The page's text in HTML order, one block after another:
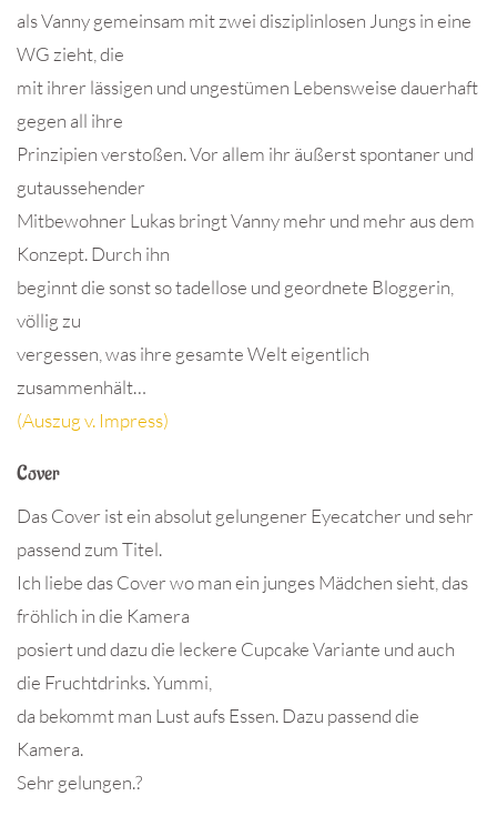
als Vanny gemeinsam mit zwei disziplinlosen Jungs in eine
WG zieht, die
mit ihrer lässigen und ungestümen Lebensweise dauerhaft
gegen all ihre
Prinzipien verstoßen. Vor allem ihr äußerst spontaner und
gutaussehender
Mitbewohner Lukas bringt Vanny mehr und mehr aus dem
Konzept. Durch ihn
beginnt die sonst so tadellose und geordnete Bloggerin,
völlig zu
vergessen, was ihre gesamte Welt eigentlich
zusammenhält…
(Auszug v. Impress)
Cover
Das Cover ist ein absolut gelungener Eyecatcher und sehr
passend zum Titel.
Ich liebe das Cover wo man ein junges Mädchen sieht, das
fröhlich in die Kamera
posiert und dazu die leckere Cupcake Variante und auch
die Fruchtdrinks. Yummi,
da bekommt man Lust aufs Essen. Dazu passend die
Kamera.
Sehr gelungen.?